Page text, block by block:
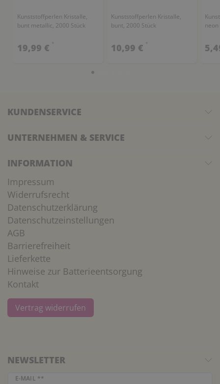
Kunststoffperlen Kristalle,
bunt metallic, 2000 Stück
19,99 € *
Kunststoffperlen Kristalle,
bunt, 2000 Stück
10,99 € *
KUNDENSERVICE
UNTERNEHMEN & SERVICE
INFORMATION
Impressum
Widerrufsrecht
Datenschutzerklärung
Datenschutzeinstellungen
AGB
Barrierefreiheit
Lieferkette
Hinweise zur Batterieentsorgung
Kontakt
Vertrag widerrufen
NEWSLETTER
E-MAIL **
Newsletter Honig